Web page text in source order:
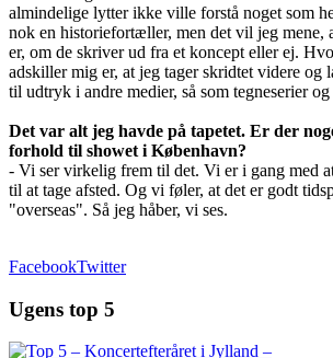
almindelige lytter ikke ville forstå noget som
nok en historiefortæller, men det vil jeg mene,
er, om de skriver ud fra et koncept eller ej.
adskiller mig er, at jeg tager skridtet videre og
til udtryk i andre medier, så som tegneserier
Det var alt jeg havde på tapetet. Er der
forhold til showet i København?
- Vi ser virkelig frem til det. Vi er i gang med
til at tage afsted. Og vi føler, at det er godt
"overseas". Så jeg håber, vi ses.
FacebookTwitter
Ugens top 5